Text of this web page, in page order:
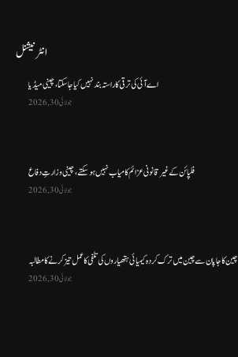
انٹرنیشنل
اے آئی کی ترقی کا راستہ بند نہیں کیا جا سکتا، چینی میڈیا
جولائی 30, 2026
فلپائن کے غیر قانونی عزائم کامیاب نہیں ہو سکتے ، چینی وزارتِ دفاع
جولائی 30, 2026
چین کا جاپان سے چین میں ترک کردہ کیمیائی ہتھیاروں کی تلفی کا عمل تیز کرنے کا مطالبہ
جولائی 30, 2026